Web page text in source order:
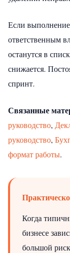
Если
ответственным
останутся в
снижается.
спринт.
Связанные
руководство,
руководство,
формат работы.
Когда
бизнесе
большой